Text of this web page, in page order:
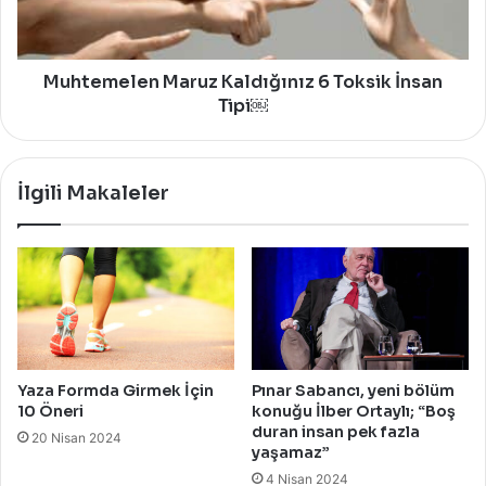
Tipi
Muhtemelen Maruz Kaldığınız 6 Toksik İnsan
Tipi￼
İlgili Makaleler
Yaza Formda Girmek İçin
10 Öneri
20 Nisan 2024
Pınar Sabancı, yeni bölüm
konuğu İlber Ortaylı; “Boş
duran insan pek fazla
yaşamaz”
4 Nisan 2024